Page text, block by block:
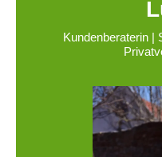
Kundenberaterin |